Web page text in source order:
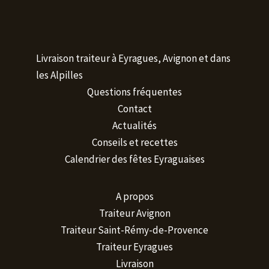
Livraison traiteur à Eyragues, Avignon et dans
les Alpilles
Questions fréquentes
Contact
Actualités
Conseils et recettes
Calendrier des fêtes Eyraguaises
A propos
Traiteur Avignon
Traiteur Saint-Rémy-de-Provence
Traiteur Eyragues
Livraison